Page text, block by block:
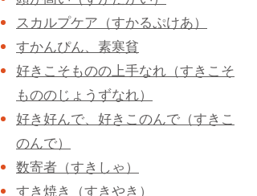
スカルプケア（すかるぷけあ）
すかんぴん、素寒貧
好きこそものの上手なれ（すきこそ
もののじょうずなれ）
好き好んで、好きこのんで（すきこ
のんで）
数寄者（すきしゃ）